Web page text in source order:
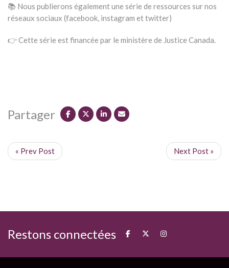
📚 Nous publierons également une série de ressources sur nos
réseaux sociaux (facebook, instagram et twitter)
👉 Cette série est financée par le ministère de Justice Canada.
Partager
« Prev Post Next Post »
Restons connectées